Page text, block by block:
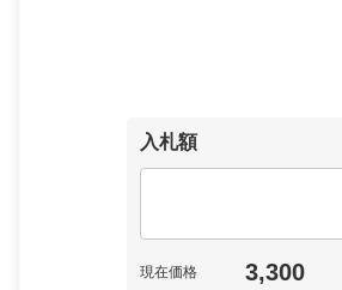
入札額
現在価格 3,300